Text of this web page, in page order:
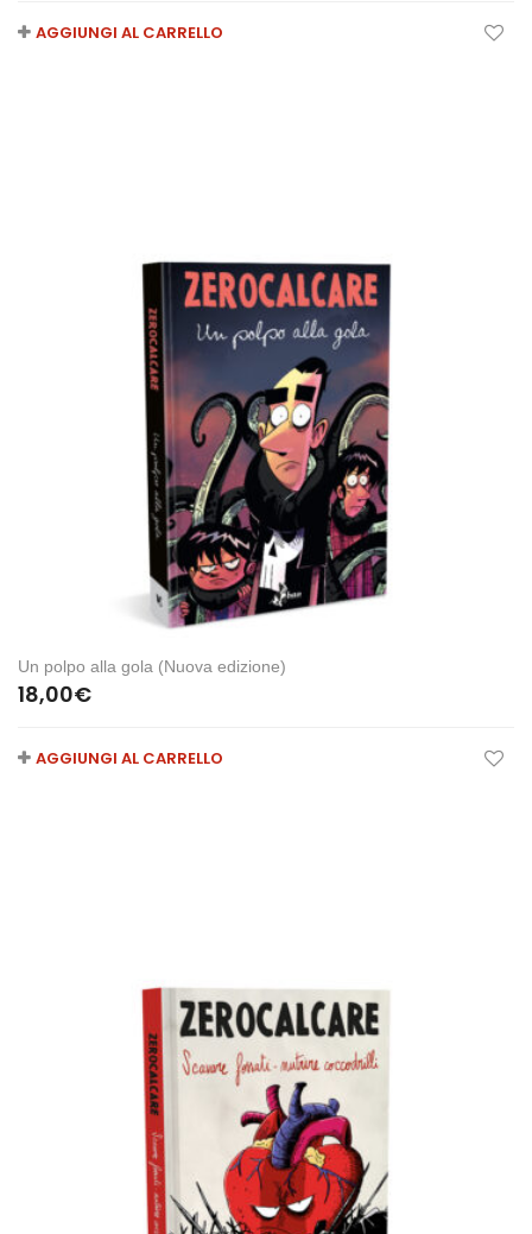
AGGIUNGI AL CARRELLO
Un polpo alla gola (Nuova edizione)
18,00€
AGGIUNGI AL CARRELLO